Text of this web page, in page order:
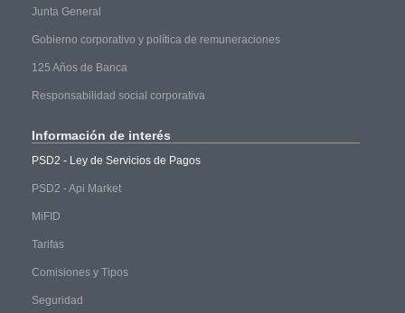
Junta General
Gobierno corporativo y política de remuneraciones
125 Años de Banca
Responsabilidad social corporativa
Información de interés
PSD2 - Ley de Servicios de Pagos
PSD2 - Api Market
MiFID
Tarifas
Comisiones y Tipos
Seguridad